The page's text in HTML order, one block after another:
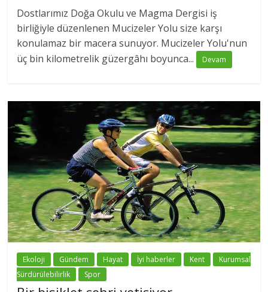
Dostlarımız Doğa Okulu ve Magma Dergisi iş
birliğiyle düzenlenen Mucizeler Yolu size karşı
konulamaz bir macera sunuyor. Mucizeler Yolu'nun
üç bin kilometrelik güzergâhı boyunca...
Devam
Ekoloji Gündem Hayat İyi haberler Kent
Kurumsal
Sürdürülebilirlik
Spor